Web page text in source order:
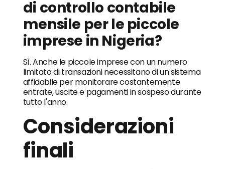
di controllo contabile
mensile per le piccole
imprese in Nigeria?
Sì. Anche le piccole imprese con un numero
limitato di transazioni necessitano di un sistema
affidabile per monitorare costantemente
entrate, uscite e pagamenti in sospeso durante
tutto l'anno.
Considerazioni
finali